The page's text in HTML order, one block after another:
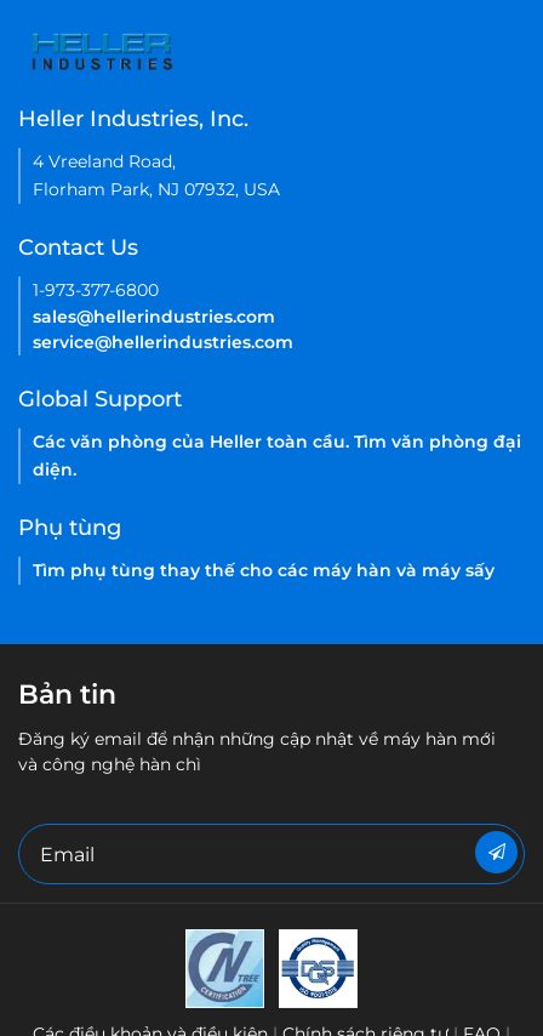
Heller Industries, Inc.
4 Vreeland Road,
Florham Park, NJ 07932, USA
Contact Us
1-973-377-6800
sales@hellerindustries.com
service@hellerindustries.com
Global Support
Các văn phòng của Heller toàn cầu. Tìm văn phòng đại
diện.
Phụ tùng
Tìm phụ tùng thay thế cho các máy hàn và máy sấy
Bản tin
Đăng ký email để nhận những cập nhật về máy hàn mới
và công nghệ hàn chì